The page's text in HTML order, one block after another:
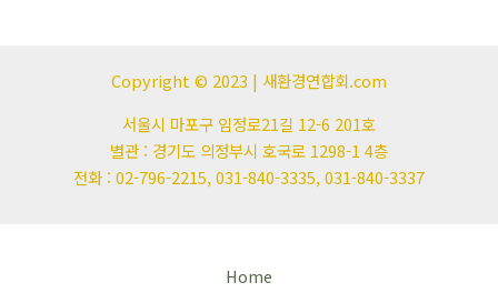
Copyright © 2023 | 새환경연합회.com
서울시 마포구 임정로21길 12-6 201호
별관 : 경기도 의정부시 호국로 1298-1 4층
전화 : 02-796-2215, 031-840-3335, 031-840-3337
Home